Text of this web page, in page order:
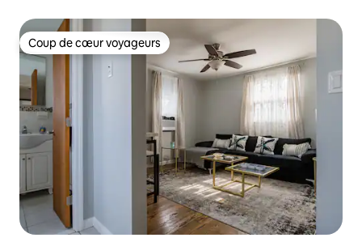
Coup de cœur voyageurs
Coup de cœur voyageurs